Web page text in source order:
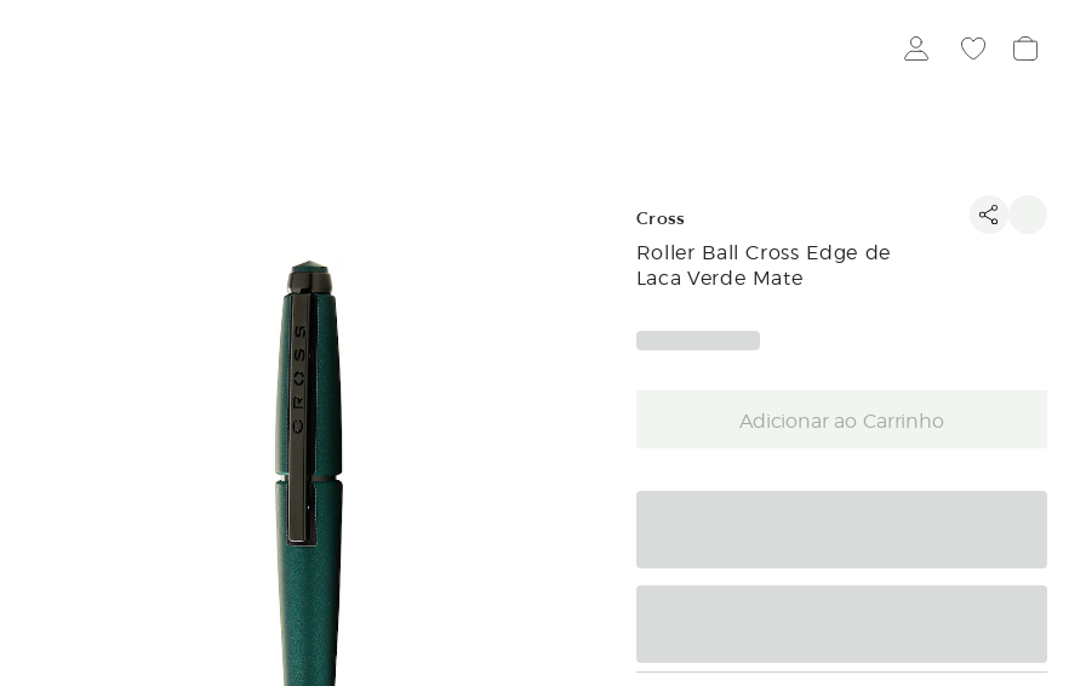
Cross
Roller Ball Cross Edge de
Laca Verde Mate
Adicionar ao Carrinho